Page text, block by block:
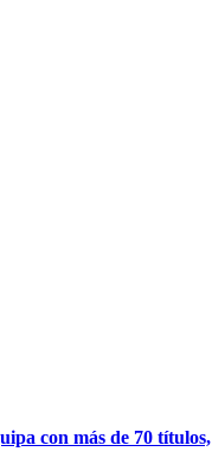
con más de 70 títulos,